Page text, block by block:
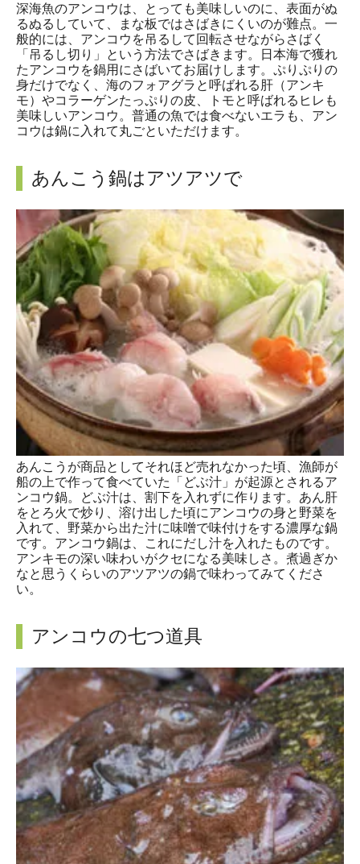
深海魚のアンコウは、とっても美味しいのに、表面がぬ
るぬるしていて、まな板ではさばきにくいのが難点。一
般的には、アンコウを吊るして回転させながらさばく
「吊るし切り」という方法でさばきます。日本海で獲れ
たアンコウを鍋用にさばいてお届けします。ぷりぷりの
身だけでなく、海のフォアグラと呼ばれる肝（アンキ
モ）やコラーゲンたっぷりの皮、トモと呼ばれるヒレも
美味しいアンコウ。普通の魚では食べないエラも、アン
コウは鍋に入れて丸ごといただけます。
あんこう鍋はアツアツで
あんこうが商品としてそれほど売れなかった頃、漁師が
船の上で作って食べていた「どぶ汁」が起源とされるア
ンコウ鍋。どぶ汁は、割下を入れずに作ります。あん肝
をとろ火で炒り、溶け出した頃にアンコウの身と野菜を
入れて、野菜から出た汁に味噌で味付けをする濃厚な鍋
です。アンコウ鍋は、これにだし汁を入れたものです。
アンキモの深い味わいがクセになる美味しさ。煮過ぎか
なと思うくらいのアツアツの鍋で味わってみてくださ
い。
アンコウの七つ道具